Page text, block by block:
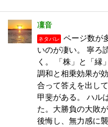
凜音
ネタバレ
ページ数が
いのが凄い。 寧ろ
く。 「株」と「縁
調和と相乗効果が
合って答えを出し
甲斐がある。 ハル
た。大勝負の大敗
後悔し、無力感に